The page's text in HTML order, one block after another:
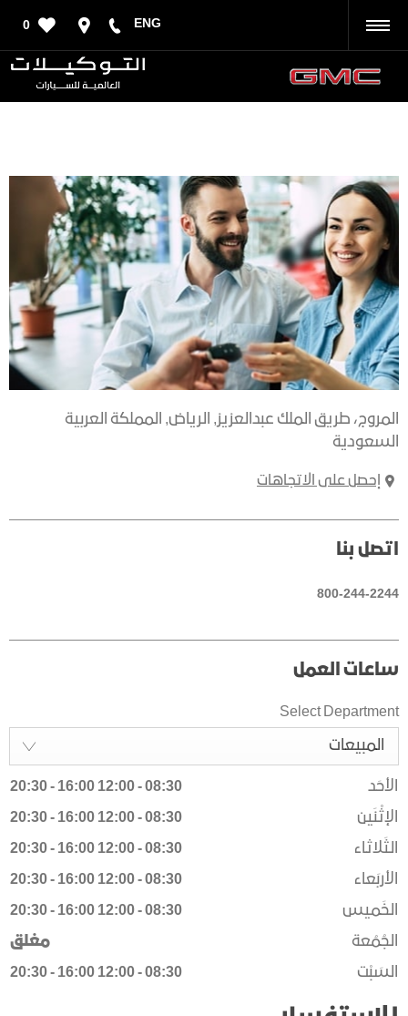
ENG
0
المروج، طريق الملك عبدالعزيز, الرياض, المملكة العربية
السعودية
إحصل على الاتجاهات
اتصل بنا
800-244-2244
ساعات العمل
Select Department
المبيعات
الأحَد
08:30
-
12:00
16:00
-
20:30
الإثْنَين
08:30
-
12:00
16:00
-
20:30
الثَلاثاء
08:30
-
12:00
16:00
-
20:30
الأربَعاء
08:30
-
12:00
16:00
-
20:30
الخَميس
08:30
-
12:00
16:00
-
20:30
الجُمُعة
مغلق
السَبْت
08:30
-
12:00
16:00
-
20:30